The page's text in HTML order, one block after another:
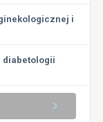
i
diabetologii